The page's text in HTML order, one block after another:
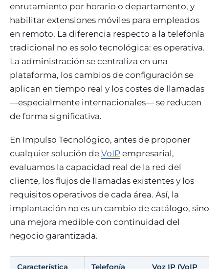
enrutamiento por horario o departamento, y
habilitar extensiones móviles para empleados
en remoto. La diferencia respecto a la telefonía
tradicional no es solo tecnológica: es operativa.
La administración se centraliza en una
plataforma, los cambios de configuración se
aplican en tiempo real y los costes de llamadas
—especialmente internacionales— se reducen
de forma significativa.
En Impulso Tecnológico, antes de proponer
cualquier solución de VoIP empresarial,
evaluamos la capacidad real de la red del
cliente, los flujos de llamadas existentes y los
requisitos operativos de cada área. Así, la
implantación no es un cambio de catálogo, sino
una mejora medible con continuidad del
negocio garantizada.
Característica Telefonía Voz IP (VoIP